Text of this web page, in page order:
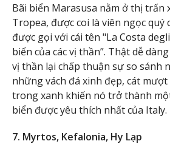
Bãi biển Marasusa nằm ở thị trấn
Tropea, được coi là viên ngọc quý
được gọi với cái tên "La Costa
biển của các vị thần”. Thật dễ
vị thần lại chấp thuận sự so sánh
những vách đá xinh đẹp, cát
trong xanh khiến nó trở thành
biển được yêu thích nhất của Italy.
7. Myrtos, Kefalonia, Hy Lạp